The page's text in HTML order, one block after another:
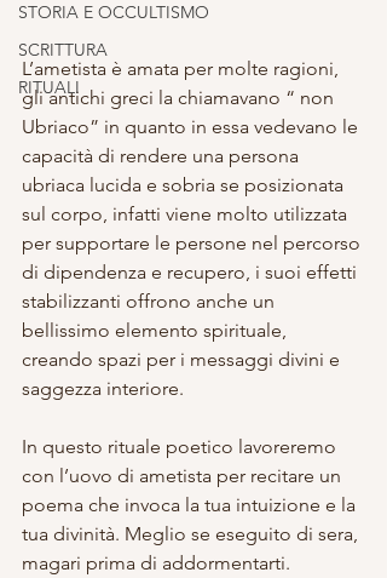
STORIA E OCCULTISMO
SCRITTURA
RITUALI
L’ametista è amata per molte ragioni,
gli antichi greci la chiamavano “ non
Ubriaco” in quanto in essa vedevano le
capacità di rendere una persona
ubriaca lucida e sobria se posizionata
sul corpo, infatti viene molto utilizzata
per supportare le persone nel percorso
di dipendenza e recupero, i suoi effetti
stabilizzanti offrono anche un
bellissimo elemento spirituale,
creando spazi per i messaggi divini e
saggezza interiore.
In questo rituale poetico lavoreremo
con l’uovo di ametista per recitare un
poema che invoca la tua intuizione e la
tua divinità. Meglio se eseguito di sera,
magari prima di addormentarti.